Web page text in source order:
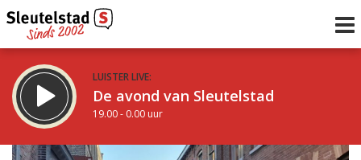
LUISTER LIVE:
De avond van Sleutelstad
19.00 - 0.00 uur
STRAKS: